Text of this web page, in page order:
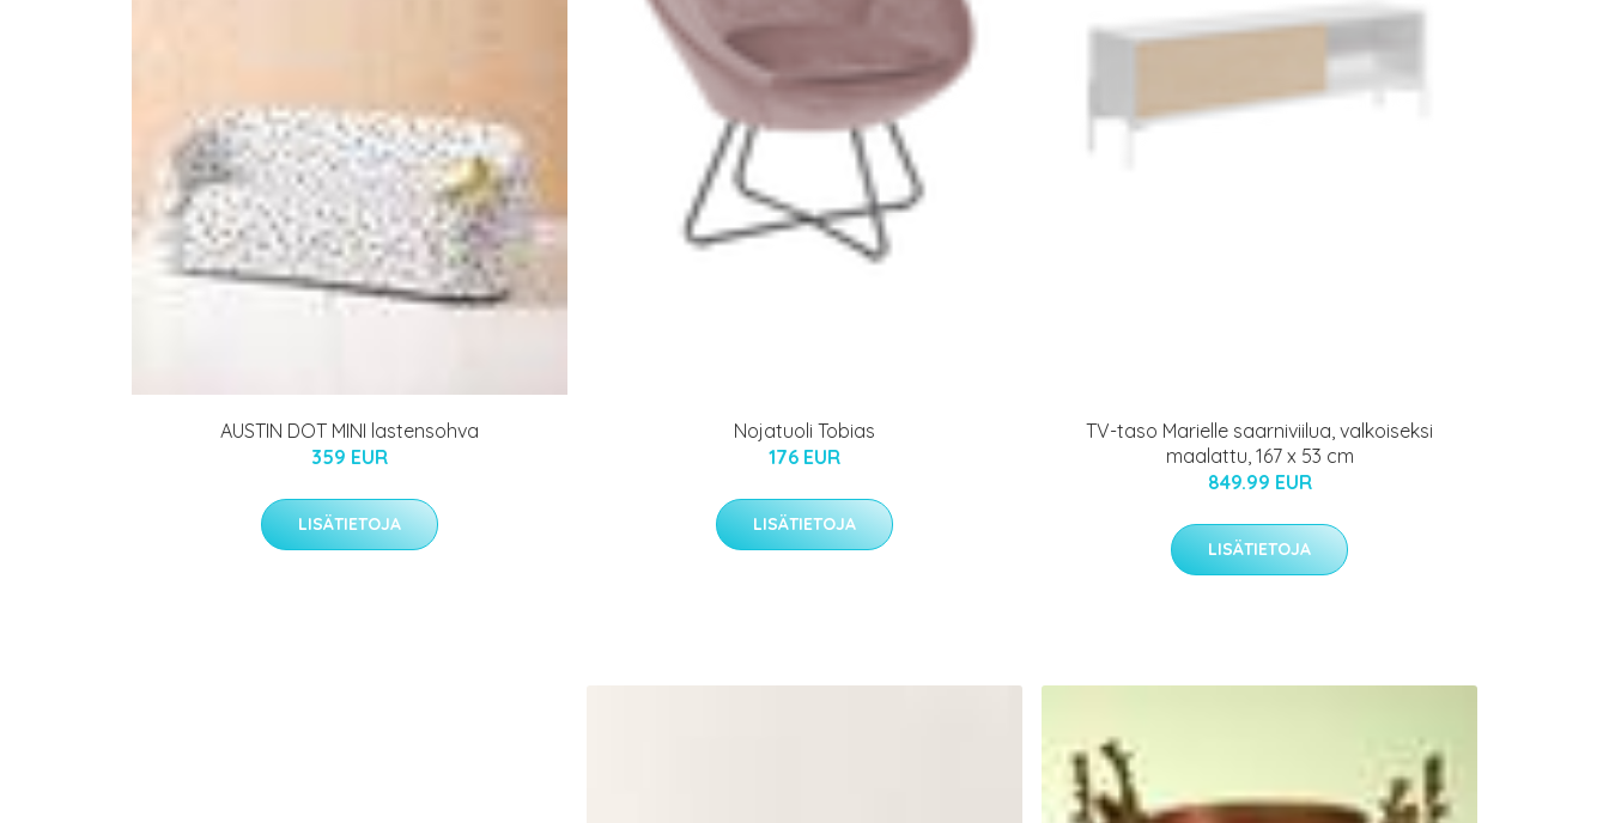
AUSTIN DOT MINI lastensohva
359 EUR
LISÄTIETOJA
Nojatuoli Tobias
176 EUR
LISÄTIETOJA
TV-taso Marielle saarniviilua, valkoiseksi
maalattu, 167 x 53 cm
849.99 EUR
LISÄTIETOJA